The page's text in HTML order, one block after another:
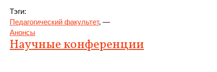
Тэги:
Педагогический факультет, —
Анонсы
Научные конференции